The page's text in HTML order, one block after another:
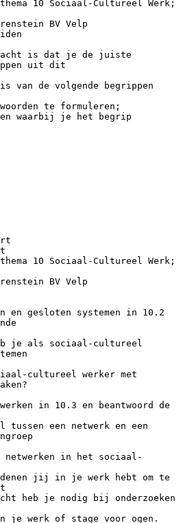
10 Sociaal-Cultureel Werk;
BV Velp
is dat je de juiste
uit dit
van de volgende begrippen
te formuleren;
waarbij je het begrip
10 Sociaal-Cultureel Werk;
BV Velp
en gesloten systemen in 10.2
je als sociaal-cultureel
cultureel werker met
in 10.3 en beantwoord de
een netwerk en een
netwerken in het sociaal-
jij in je werk hebt om te
heb je nodig bij onderzoeken
je werk of stage voor ogen.